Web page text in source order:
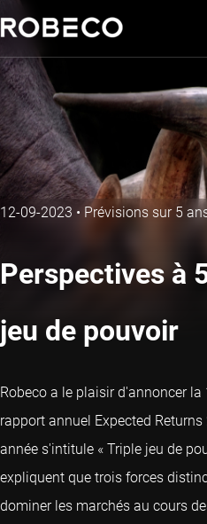
12-09-2023 • Prévisions sur 5
Perspectives à
jeu de pouvoir
Robeco a le plaisir d'annoncer
rapport annuel Expected
année s'intitule « Triple jeu de
expliquent que trois forces
dominer les marchés au cours